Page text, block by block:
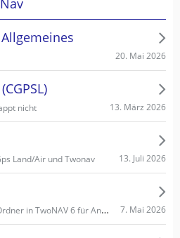
20. Mai 2026
nicht 13. März 2026
Land/Air und Twonav 13. Juli 2026
SD Karte als (standard) Maps Ordner in TwoNAV 6 für Android einstellen/wählen 7. Mai 2026